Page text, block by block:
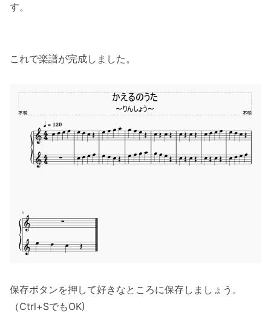
す。
これで楽譜が完成しました。
保存ボタンを押して好きなところに保存しましょう。
（Ctrl+SでもOK)